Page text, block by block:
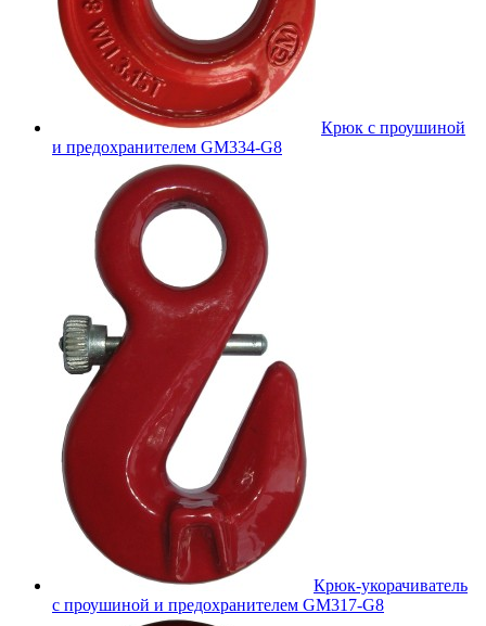
Крюк с проушиной
и предохранителем GM334-G8
Крюк-укорачиватель
с проушиной и предохранителем GM317-G8